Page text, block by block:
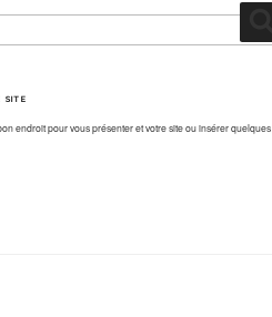
SITE
endroit pour vous présenter et votre site ou insérer quelques